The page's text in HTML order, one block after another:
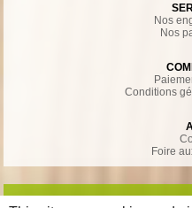
Nos
Nos
Conditions
Foire